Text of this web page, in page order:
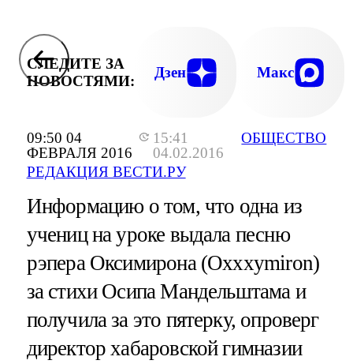
09:50 04
ФЕВРАЛЯ 2016
15:41
04.02.2016
РЕДАКЦИЯ ВЕСТИ.РУ
ОБЩЕСТВО
СЛЕДИТЕ ЗА
НОВОСТЯМИ:
Дзен Макс
Информацию о том, что одна из
учениц на уроке выдала песню
рэпера Оксимирона (Oxxxymiron)
за стихи Осипа Мандельштама и
получила за это пятерку, опроверг
директор хабаровской гимназии